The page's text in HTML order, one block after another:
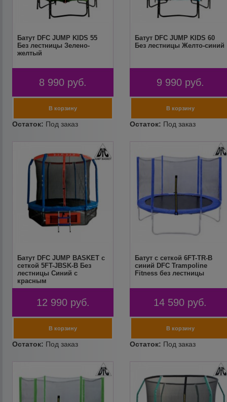
Батут DFC JUMP KIDS 55
Без лестницы Зелено-
желтый
8 990 руб.
Батут DFC JUMP KIDS 60
Без лестницы Желто-синий
9 990 руб.
Батут DFC JUMP BASKET с
сеткой 5FT-JBSK-B Без
лестницы Синий с
красным
12 990 руб.
Батут с сеткой 6FT-TR-B
синий DFC Trampoline
Fitness без лестницы
14 590 руб.